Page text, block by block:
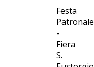
Festa
Patronale
-
Fiera
S.